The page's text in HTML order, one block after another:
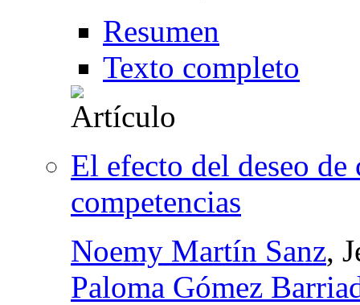
Resumen
Texto completo
El efecto del deseo
competencias
Noemy Martín Sanz,
Paloma Gómez